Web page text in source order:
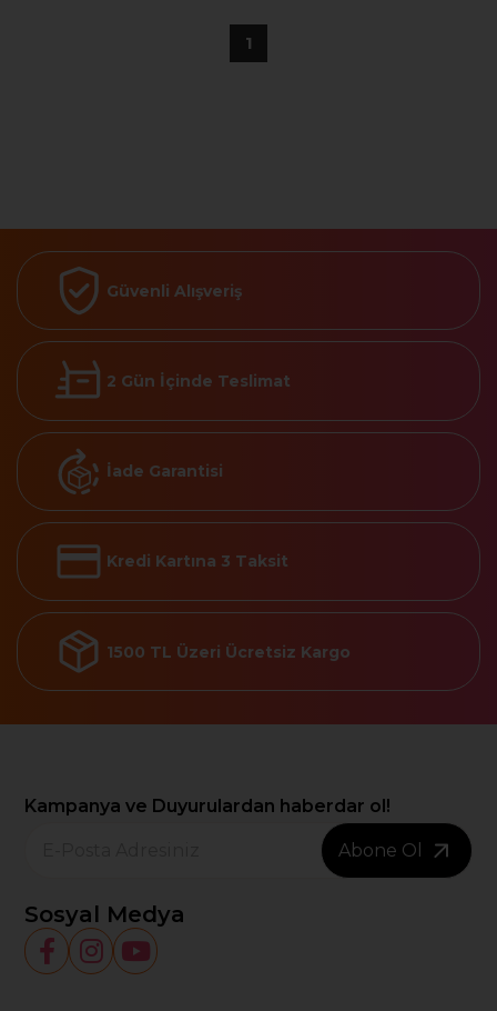
1
Güvenli Alışveriş
2 Gün İçinde Teslimat
İade Garantisi
Kredi Kartına 3 Taksit
1500 TL Üzeri Ücretsiz Kargo
Kampanya ve Duyurulardan haberdar ol!
Abone Ol
Sosyal Medya